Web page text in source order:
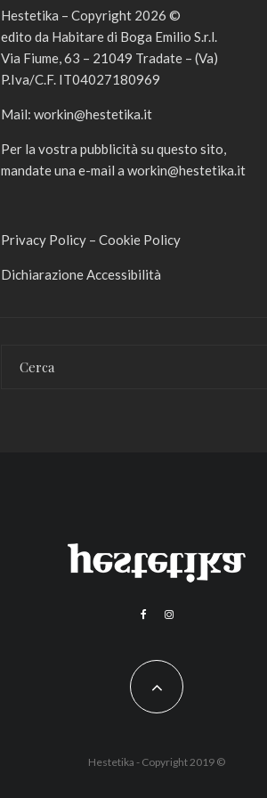
Hestetika – Copyright 2026 ©
edito da Habitare di Boga Emilio S.r.l.
Via Fiume, 63 – 21049 Tradate – (Va)
P.Iva/C.F. IT04027180969
Mail: workin@hestetika.it
Per la vostra pubblicità su questo sito,
mandate una e-mail a workin@hestetika.it
Privacy Policy – Cookie Policy
Dichiarazione Accessibilità
Hestetika - Copyright 2019 ©